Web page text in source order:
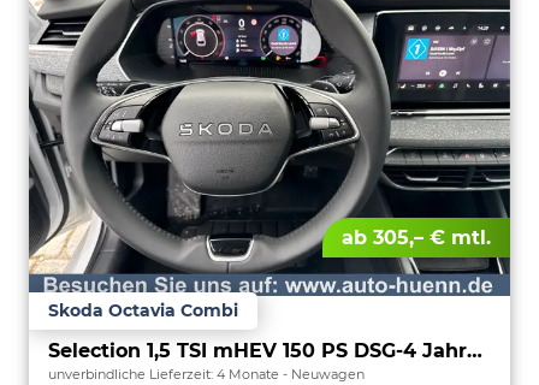
ab 305,– € mtl.
Skoda Octavia Combi
Selection 1,5 TSI mHEV 150 PS DSG-4 Jahre Garantie-Anhängerkupplung schwenkbar-PDC vorne und hinten-Sitzheizung-Smart Link
unverbindliche Lieferzeit: 4 Monate Neuwagen